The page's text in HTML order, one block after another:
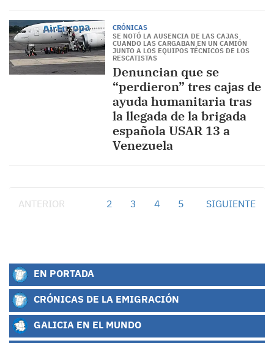
CRÓNICAS
SE NOTÓ LA AUSENCIA DE LAS CAJAS
CUANDO LAS CARGABAN EN UN CAMIÓN
JUNTO A LOS EQUIPOS TÉCNICOS DE LOS
RESCATISTAS
Denuncian que se
“perdieron” tres cajas de
ayuda humanitaria tras
la llegada de la brigada
española USAR 13 a
Venezuela
ANTERIOR 2 3 4 5 SIGUIENTE
EN PORTADA
CRÓNICAS DE LA EMIGRACIÓN
GALICIA EN EL MUNDO